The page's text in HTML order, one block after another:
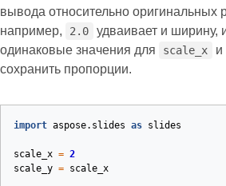
вывода относительно
например,
2.0
удваивает и ширину,
одинаковые значения для
scale_x и
сохранить пропорции.
import aspose.slides as slides
scale_x = 2
scale_y = scale_x